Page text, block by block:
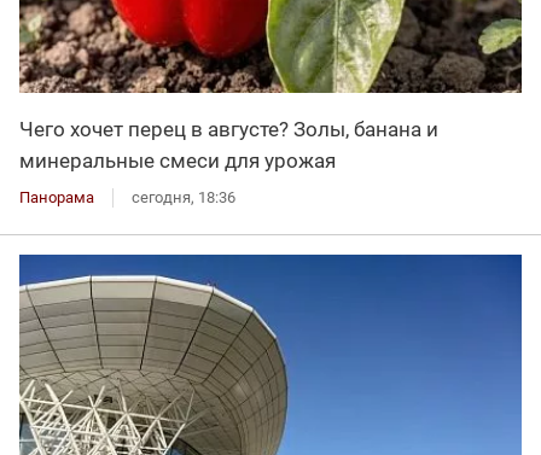
Чего хочет перец в августе? Золы, банана и
минеральные смеси для урожая
Панорама сегодня, 18:36